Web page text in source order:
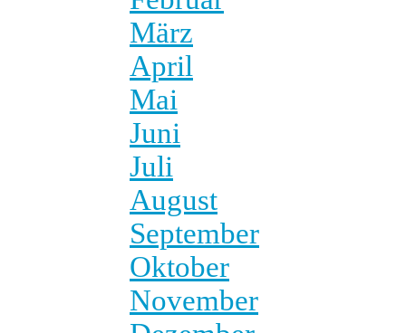
März
April
Mai
Juni
Juli
August
September
Oktober
November